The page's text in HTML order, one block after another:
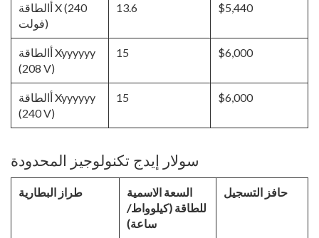
أالطاقة X (240
فولت)
13.6 $5,440
أالطاقة Xyyyyyy
(208 V)
15 $6,000
أالطاقة Xyyyyyy
(240 V)
15 $6,000
سولار إيدج تكنولوجيز المحدودة
طراز البطارية
السعة الاسمية
للطاقة (كيلوواط/
ساعة)
حافز التسجيل